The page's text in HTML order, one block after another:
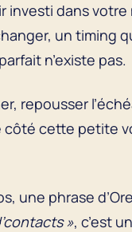
investi dans
un timing
n’existe pas.
repousser
cette petite
une phrase
», c’est